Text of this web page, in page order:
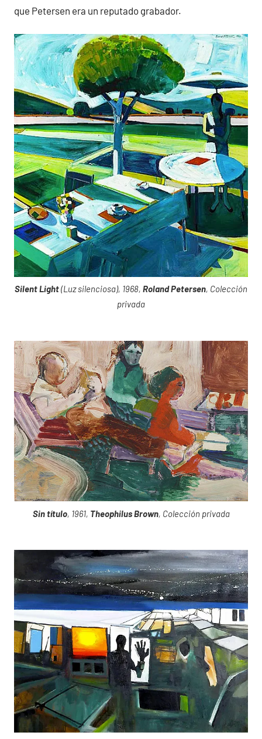
que Petersen era un reputado grabador.
Silent Light(Luz silenciosa), 1968, Roland Petersen, Colección
privada
Sin título, 1961, Theophilus Brown, Colección privada